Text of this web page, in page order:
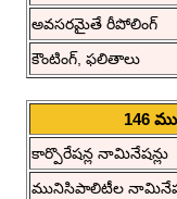
అవసరమైతే రీపోలింగ్
కౌంటింగ్, ఫలితాలు
146
కార్పొరేషన్ల నామినేషన్లు
మునిసిపాలిటీల